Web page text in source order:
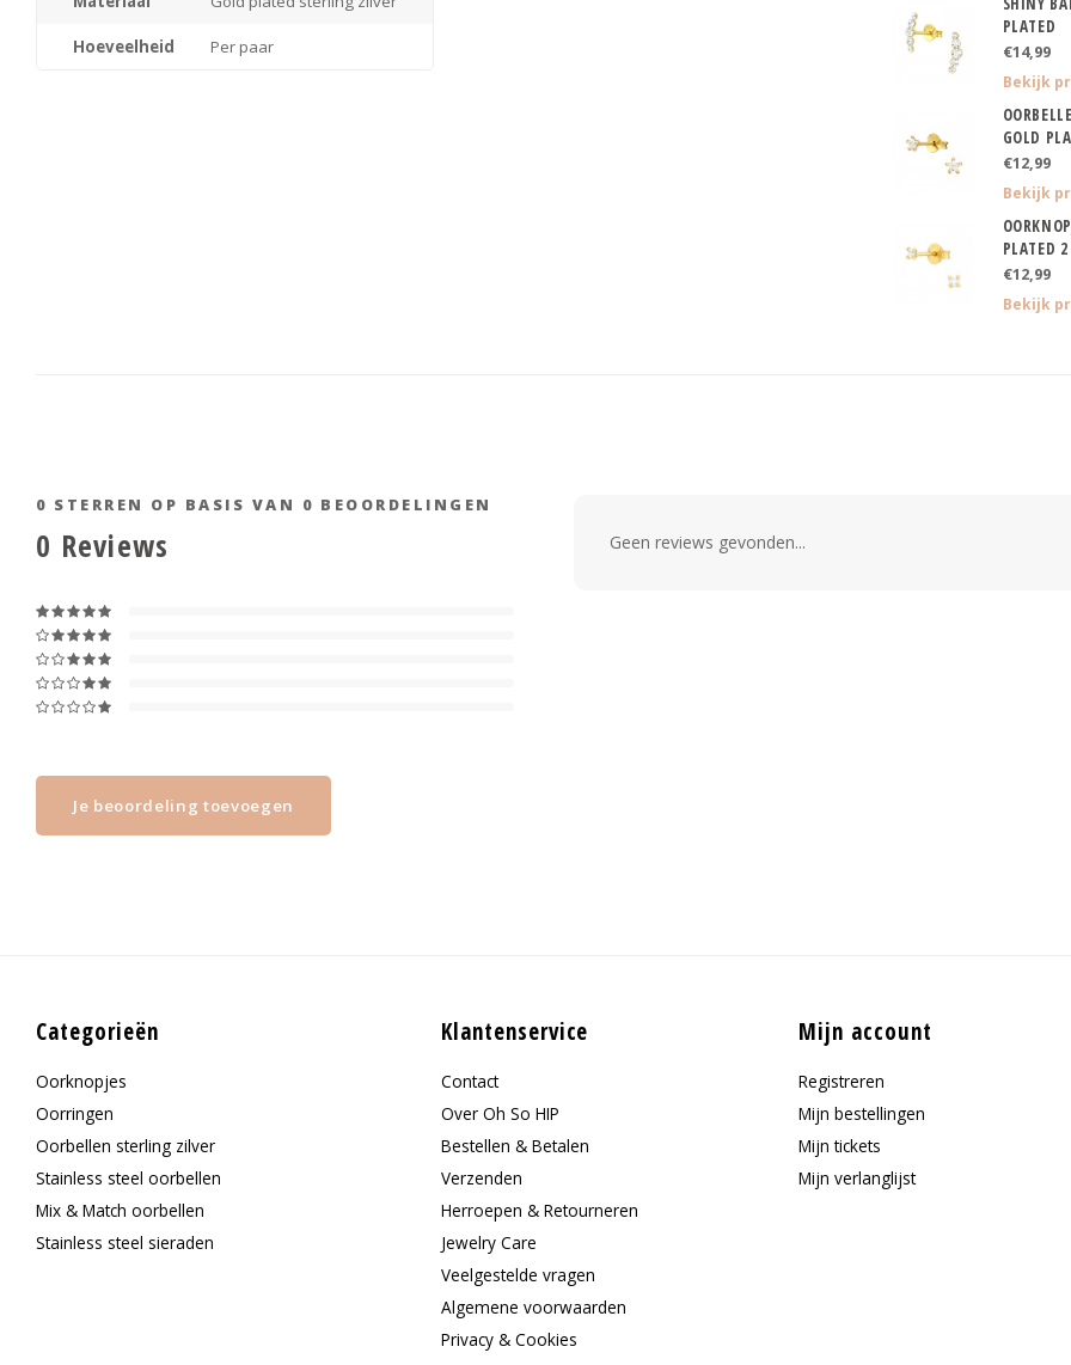
Hoeveelheid Per paar
PLATED
€14,99
Bekijk
GOLD
€12,99
Bekijk
PLATED
€12,99
Bekijk
0 STERREN OP BASIS VAN 0 BEOORDELINGEN
0 Reviews
Je beoordeling toevoegen
Geen reviews gevonden...
Categorieën
Oorknopjes
Oorringen
Oorbellen sterling zilver
Stainless steel oorbellen
Mix & Match oorbellen
Stainless steel sieraden
Klantenservice
Contact
Over Oh So HIP
Bestellen & Betalen
Verzenden
Herroepen & Retourneren
Jewelry Care
Veelgestelde vragen
Algemene voorwaarden
Privacy & Cookies
Mijn account
Registreren
Mijn bestellingen
Mijn tickets
Mijn verlanglijst